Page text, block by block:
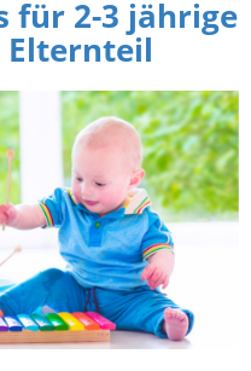
für 2-3 jährige
Elternteil